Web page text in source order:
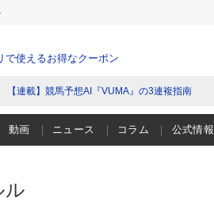
で使えるお得なクーポン
【連載】競馬予想AI『VUMA』の3連複指南
動画 ニュース コラム 公式情報
ル